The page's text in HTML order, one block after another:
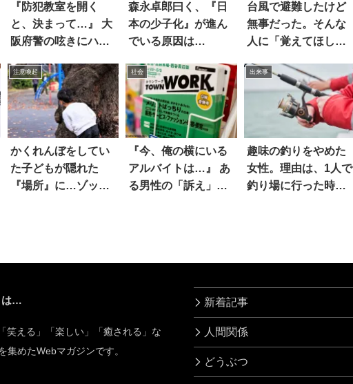
『防犯教室を開く
と、決まって…』 大
阪府警の呟きにハッ
森永卓郎曰く、『日
本の少子化』が進ん
でいる原因は…
台風で避難したけど
無事だった。そんな
人に「覚えてほしい
注意喚起
かくれんぼをしてい
た子どもが隠れた
『場所』に…ゾッと
社会
『今、俺の横にいる
アルバイトは…』 あ
る男性の「訴え」に
出来事
趣味の釣りをやめた
女性。理由は、1人で
釣り場に行った時
は…
笑える」「楽しい」「癒される」な
集めたWebマガジンです。
新着記事
人間関係
どうぶつ